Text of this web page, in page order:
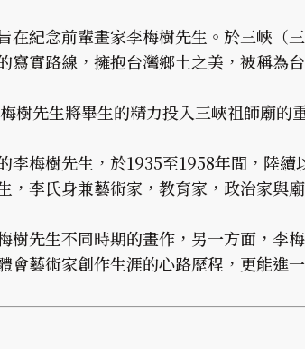
在紀念前輩畫家李梅樹先生。於三峽（
寫實路線，擁抱台灣鄉土之美，被稱為
樹先生將畢生的精力投入三峽祖師廟的
李梅樹先生，於1935至1958年間，陸
，李氏身兼藝術家，教育家，政治家與
樹先生不同時期的畫作，另一方面，李
會藝術家創作生涯的心路歷程，更能進